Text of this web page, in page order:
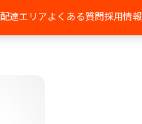
配達エリアよくある質問採用情報